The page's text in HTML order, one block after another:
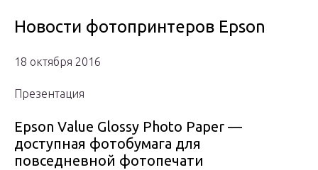
Новости фотопринтеров Epson
18 октября 2016
Презентация
Epson Value Glossy Photo Paper —
доступная фотобумага для
повседневной фотопечати